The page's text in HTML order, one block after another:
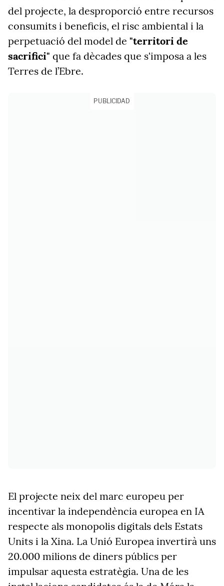
del projecte, la desproporció entre recursos
consumits i beneficis, el risc ambiental i la
perpetuació del model de "territori de
sacrifici" que fa dècades que s'imposa a les
Terres de l’Ebre.
PUBLICIDAD
El projecte neix del marc europeu per
incentivar la independència europea en IA
respecte als monopolis digitals dels Estats
Units i la Xina. La Unió Europea invertirà uns
20.000 milions de diners públics per
impulsar aquesta estratègia. Una de les